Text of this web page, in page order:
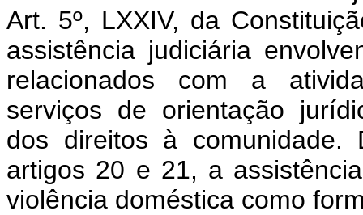
Art. 5º, LXXIV, da
assistência judiciária
relacionados com a
serviços de orientação
dos direitos à
artigos 20 e 21, a
violência doméstica como